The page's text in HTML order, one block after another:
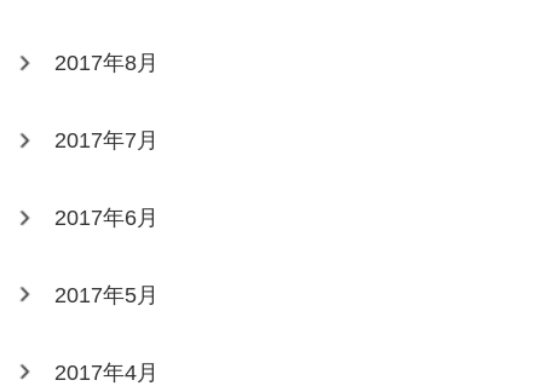
2017年8月
2017年7月
2017年6月
2017年5月
2017年4月